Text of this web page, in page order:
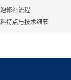
修补流程
特点与技术细节